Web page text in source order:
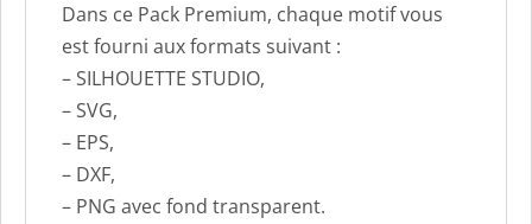
Dans ce Pack Premium, chaque motif vous
est fourni aux formats suivant :
– SILHOUETTE STUDIO,
– SVG,
– EPS,
– DXF,
– PNG avec fond transparent.